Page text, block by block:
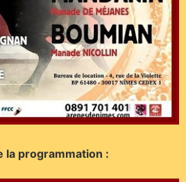
la programmation :